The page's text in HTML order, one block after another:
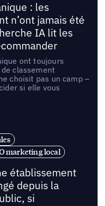
: les
n’ont jamais été
IA lit les
ont toujours
classement
choisit pas un camp –
si elle vous
marketing local
établissement
depuis la
si